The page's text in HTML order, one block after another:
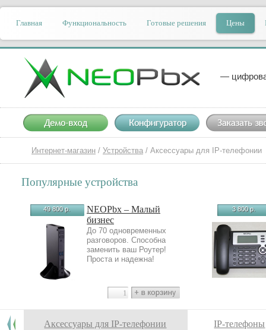
Главная Функциональность Готовые решения Цены
—
Интернет-магазин / Устройства / Аксессуары для IP-телефонии
Популярные устройства
49 800 р.
NEOPbx – Малый
бизнес
До 70 одновременных
разговоров. Способна
заменить ваш Роутер!
Проста и надежна!
3 800 р.
Аксессуары для IP-телефонии IP-телефоны